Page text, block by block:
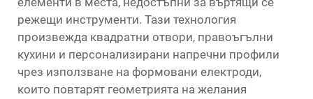
режещи инструменти. Тази технология
произвежда квадратни отвори, правоъгълни
кухини и персонализирани напречни профили
чрез използване на формовани електроди,
които повтарят геометрията на желания